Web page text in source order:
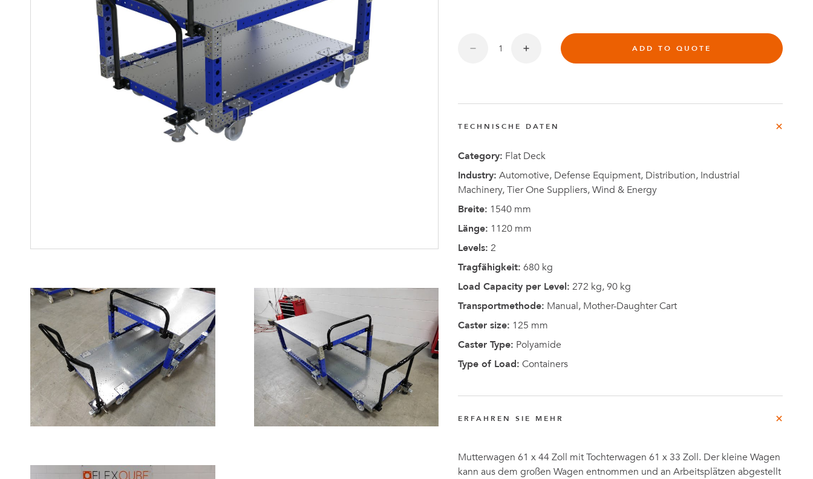
Mutter-Tochter-Lösungen
Montagewagen und
Speziallösungen
Bauteile
Fogelberg
FlexQube
ernannt
ADD TO QUOTE
TECHNISCHE DATEN
Category: Flat Deck
Industry: Automotive, Defense Equipment, Distribution, Industrial
Machinery, Tier One Suppliers, Wind & Energy
Breite: 1540 mm
Länge: 1120 mm
Levels: 2
Tragfähigkeit: 680 kg
Load Capacity per Level: 272 kg, 90 kg
Transportmethode: Manual, Mother-Daughter Cart
Caster size: 125 mm
Caster Type: Polyamide
Type of Load: Containers
ERFAHREN SIE MEHR
Mutterwagen 61 x 44 Zoll mit Tochterwagen 61 x 33 Zoll. Der kleine Wagen
kann aus dem großen Wagen entnommen und an Arbeitsplätzen abgestellt